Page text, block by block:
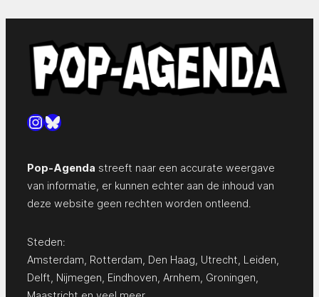
Instagram
Bluesky
Pop-Agenda streeft naar een accurate weergave
van informatie, er kunnen echter aan de inhoud van
deze website geen rechten worden ontleend.
Steden:
Amsterdam Rotterdam Den Haag Utrecht Leiden
Delft Nijmegen Eindhoven Arnhem Groningen